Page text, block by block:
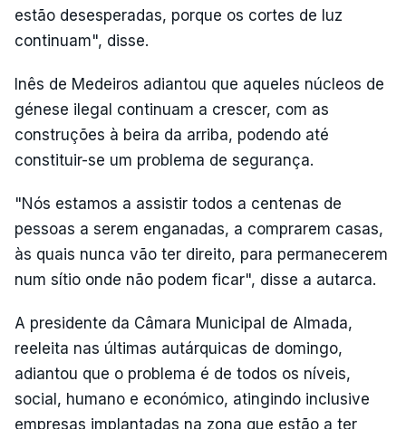
estão desesperadas, porque os cortes de luz
continuam", disse.
Inês de Medeiros adiantou que aqueles núcleos de
génese ilegal continuam a crescer, com as
construções à beira da arriba, podendo até
constituir-se um problema de segurança.
"Nós estamos a assistir todos a centenas de
pessoas a serem enganadas, a comprarem casas,
às quais nunca vão ter direito, para permanecerem
num sítio onde não podem ficar", disse a autarca.
A presidente da Câmara Municipal de Almada,
reeleita nas últimas autárquicas de domingo,
adiantou que o problema é de todos os níveis,
social, humano e económico, atingindo inclusive
empresas implantadas na zona que estão a ter